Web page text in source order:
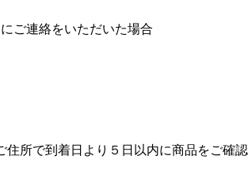
ご連絡をいただいた場合
所で到着日より５日以内に商品をご確認